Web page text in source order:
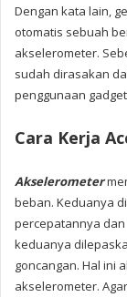
Dengan kata lain,
otomatis sebuah
akselerometer.
sudah dirasakan
penggunaan
Cara Kerja
Akselerometer
beban. Keduanya
percepatannya
keduanya
goncangan. Hal ini
akselerometer.